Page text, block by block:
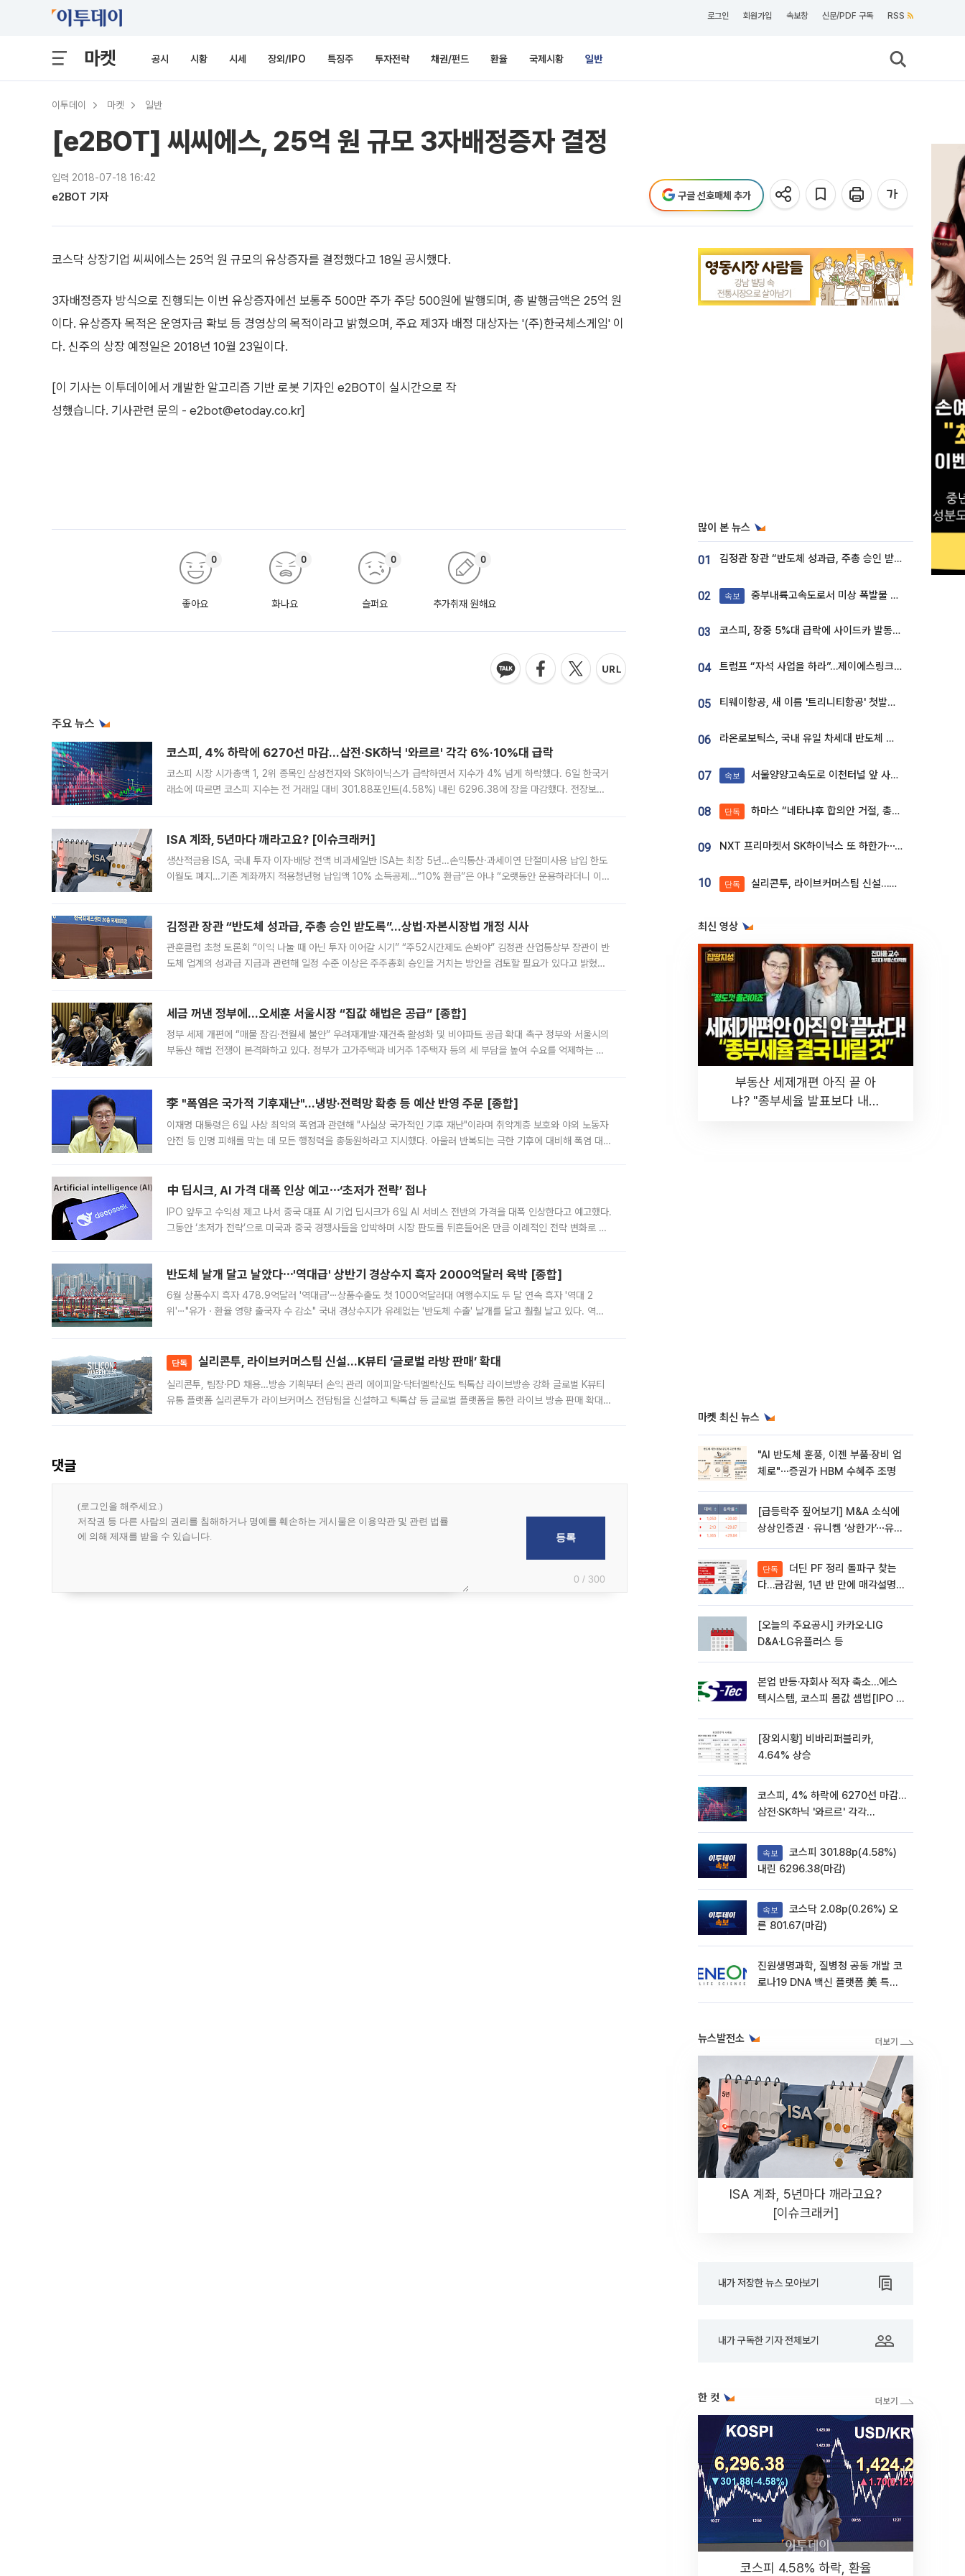
로그인 회원가입 속보창 신문/PDF 구독 RSS
마켓 공시 시황 시세 장외/IPO 특징주 투자전략 채권/펀드 환율 국제시황 일반
이투데이 마켓 일반
[e2BOT] 씨씨에스, 25억 원 규모 3자배정증자 결정
입력 2018-07-18 16:42
e2BOT 기자 구글 선호매체 추가
코스닥 상장기업 씨씨에스는 25억 원 규모의 유상증자를 결정했다고 18일 공시했다.
3자배정증자 방식으로 진행되는 이번 유상증자에선 보통주 500만 주가 주당 500원에 발행되며, 총 발행금액은 25억 원
이다. 유상증자 목적은 운영자금 확보 등 경영상의 목적이라고 밝혔으며, 주요 제3자 배정 대상자는 '(주)한국체스게임' 이
다. 신주의 상장 예정일은 2018년 10월 23일이다.
[이 기사는 이투데이에서 개발한 알고리즘 기반 로봇 기자인 e2BOT이 실시간으로 작
성했습니다. 기사관련 문의 - e2bot@etoday.co.kr]
좋아요
0
화나요
0
슬퍼요
0
추가취재 원해요
0
주요 뉴스
코스피, 4% 하락에 6270선 마감…삼전·SK하닉 '와르르' 각각 6%·10%대 급락
코스피 시장 시가총액 1, 2위 종목인 삼성전자와 SK하이닉스가 급락하면서 지수가 4% 넘게 하락했다. 6일 한국거
래소에 따르면 코스피 지수는 전 거래일 대비 301.88포인트(4.58%) 내린 6296.38에 장을 마감했다. 전장보다
ISA 계좌, 5년마다 깨라고요? [이슈크래커]
생산적금융 ISA, 국내 투자 이자·배당 전액 비과세일반 ISA는 최장 5년…손익통산·과세이연 단절미사용 납입 한도
이월도 폐지…기존 계좌까지 적용청년형 납입액 10% 소득공제…“10% 환급”은 아냐 “오랫동안 운용하라더니 이제
김정관 장관 “반도체 성과급, 주총 승인 받도록”…상법·자본시장법 개정 시사
관훈클럽 초청 토론회 “이익 나눌 때 아닌 투자 이어갈 시기” “주52시간제도 손봐야” 김정관 산업통상부 장관이 반
도체 업계의 성과급 지급과 관련해 일정 수준 이상은 주주총회 승인을 거치는 방안을 검토할 필요가 있다고 밝혔다.
세금 꺼낸 정부에…오세훈 서울시장 “집값 해법은 공급” [종합]
정부 세제 개편에 “매물 잠김·전월세 불안” 우려재개발·재건축 활성화 및 비아파트 공급 확대 촉구 정부와 서울시의
부동산 해법 전쟁이 본격화하고 있다. 정부가 고가주택과 비거주 1주택자 등의 세 부담을 높여 수요를 억제하는 카
李 "폭염은 국가적 기후재난"…냉방·전력망 확충 등 예산 반영 주문 [종합]
이재명 대통령은 6일 사상 최악의 폭염과 관련해 "사실상 국가적인 기후 재난"이라며 취약계층 보호와 야외 노동자
안전 등 인명 피해를 막는 데 모든 행정력을 총동원하라고 지시했다. 아울러 반복되는 극한 기후에 대비해 폭염 대응
中 딥시크, AI 가격 대폭 인상 예고⋯‘초저가 전략’ 접나
IPO 앞두고 수익성 제고 나서 중국 대표 AI 기업 딥시크가 6일 AI 서비스 전반의 가격을 대폭 인상한다고 예고했다.
그동안 ‘초저가 전략’으로 미국과 중국 경쟁사들을 압박하며 시장 판도를 뒤흔들어온 만큼 이례적인 전략 변화로 평
반도체 날개 달고 날았다⋯'역대급' 상반기 경상수지 흑자 2000억달러 육박 [종합]
6월 상품수지 흑자 478.9억달러 '역대급'⋯상품수출도 첫 1000억달러대 여행수지도 두 달 연속 흑자 '역대 2
위'⋯"유가ㆍ환율 영향 출국자 수 감소" 국내 경상수지가 유례없는 '반도체 수출' 날개를 달고 훨훨 날고 있다. 역대
단독 실리콘투, 라이브커머스팀 신설…K뷰티 ‘글로벌 라방 판매’ 확대
실리콘투, 팀장·PD 채용…방송 기획부터 손익 관리 에이피알·닥터멜락신도 틱톡샵 라이브방송 강화 글로벌 K뷰티
유통 플랫폼 실리콘투가 라이브커머스 전담팀을 신설하고 틱톡샵 등 글로벌 플랫폼을 통한 라이브 방송 판매 확대에
댓글
0 / 300
많이 본 뉴스
01 김정관 장관 “반도체 성과급, 주총 승인 받도록”…상법·자본시장법 개정 시사
02 속보 중부내륙고속도로서 미상 폭발물 발견
03 코스피, 장중 5%대 급락에 사이드카 발동…삼성·SK 동반 폭락
04 트럼프 “자석 사업을 하라”…제이에스링크, 비중국 영구자석 공급망 구축 속도
05 티웨이항공, 새 이름 '트리니티항공' 첫발…SSC 전략 본격화
06 라온로보틱스, 국내 유일 차세대 반도체 공정 로봇 개발 ‘고객사 테스트 진행’
07 속보 서울양양고속도로 이천터널 앞 사고 발생
08 단독 하마스 “네타냐후 합의안 거절, 총선 앞두고 시간 끌기”
09 NXT 프리마켓서 SK하이닉스 또 하한가⋯‘11주 거래’에 시초가 왜곡
10 단독 실리콘투, 라이브커머스팀 신설…K뷰티 ‘글로벌 판매망’ 확대[K뷰티 라방戰]
최신 영상
부동산 세제개편 아직 끝 아
냐? "종부세율 발표보다 내릴
마켓 최신 뉴스
"AI 반도체 훈풍, 이젠 부품·장비 업
체로"⋯증권가 HBM 수혜주 조명
[급등락주 짚어보기] M&A 소식에
상상인증권ㆍ유니켐 ‘상한가’⋯유증
단독
다…금감원, 1년 반 만에 매각설명회
[오늘의 주요공시] 카카오·LIG
D&A·LG유플러스 등
본업 반등·자회사 적자 축소…에스
텍시스템, 코스피 몸값 셈법[IPO 엑
[장외시황] 비바리퍼블리카,
4.64% 상승
코스피, 4% 하락에 6270선 마감…
삼전·SK하닉 '와르르' 각각
속보
내린 6296.38(마감)
속보
른 801.67(마감)
진원생명과학, 질병청 공동 개발 코
로나19 DNA 백신 플랫폼 美 특허
뉴스발전소
ISA 계좌, 5년마다 깨라고요?
[이슈크래커]
내가 저장한 뉴스 모아보기
내가 구독한 기자 전체보기
한 컷
코스피 4.58% 하락, 환율